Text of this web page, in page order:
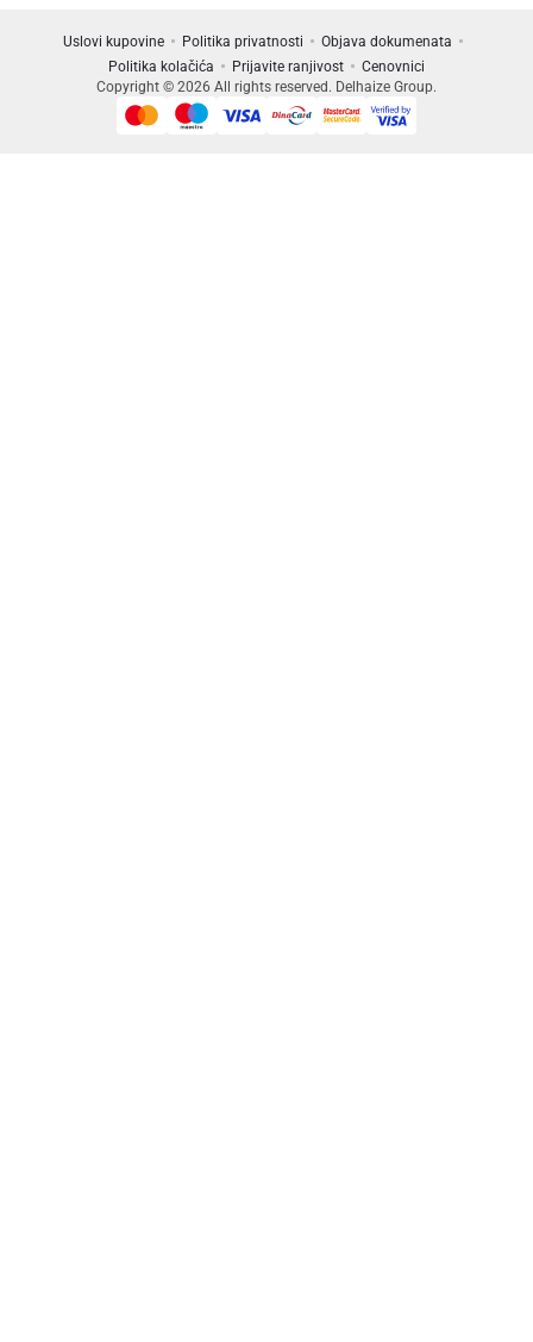
Uslovi kupovine Politika privatnosti
Objava dokumenata
Politika kolačića
Prijavite ranjivost
Cenovnici
Copyright © 2026 All rights reserved. Delhaize Group.